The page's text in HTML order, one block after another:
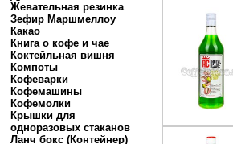
Жевательная резинка
Зефир Маршмеллоу
Какао
Книга о кофе и чае
Коктейльная вишня
Компоты
Кофеварки
Кофемашины
Кофемолки
Крышки для
одноразовых стаканов
Ланч бокс (Контейнер)